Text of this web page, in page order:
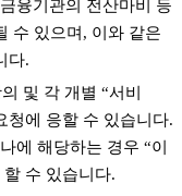
융기관의 전산마비 등
수 있으며, 이와 같은
다.
및 각 개별 “서비
청에 응할 수 있습니다.
에 해당하는 경우 “이
수 있습니다.